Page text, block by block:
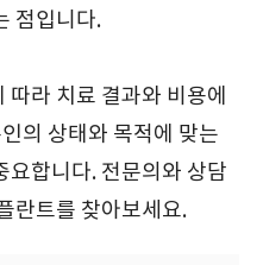
점입니다.
라 치료 결과와 비용에
의 상태와 목적에 맞는
요합니다. 전문의와 상담
란트를 찾아보세요.